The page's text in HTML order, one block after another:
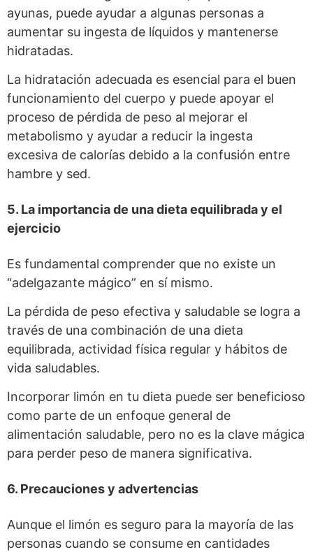
ayunas, puede ayudar a algunas personas a
aumentar su ingesta de líquidos y mantenerse
hidratadas.
La hidratación adecuada es esencial para el buen
funcionamiento del cuerpo y puede apoyar el
proceso de pérdida de peso al mejorar el
metabolismo y ayudar a reducir la ingesta
excesiva de calorías debido a la confusión entre
hambre y sed.
5. La importancia de una dieta equilibrada y el
ejercicio
Es fundamental comprender que no existe un
“adelgazante mágico” en sí mismo.
La pérdida de peso efectiva y saludable se logra a
través de una combinación de una dieta
equilibrada, actividad física regular y hábitos de
vida saludables.
Incorporar limón en tu dieta puede ser beneficioso
como parte de un enfoque general de
alimentación saludable, pero no es la clave mágica
para perder peso de manera significativa.
6. Precauciones y advertencias
Aunque el limón es seguro para la mayoría de las
personas cuando se consume en cantidades